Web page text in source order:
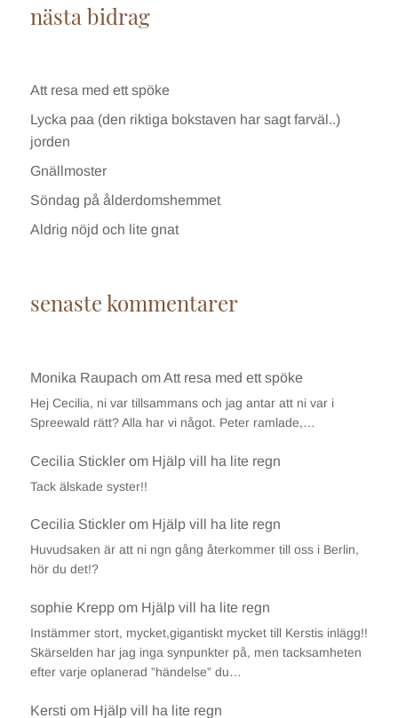
nästa bidrag
Att resa med ett spöke
Lycka paa (den riktiga bokstaven har sagt farväl..)
jorden
Gnällmoster
Söndag på ålderdomshemmet
Aldrig nöjd och lite gnat
senaste kommentarer
Monika Raupach omAtt resa med ett spöke
Hej Cecilia, ni var tillsammans och jag antar att ni var i
Spreewald rätt? Alla har vi något. Peter ramlade,…
Cecilia Sticklerom Hjälp vill ha lite regn
Tack älskade syster!!
Cecilia Sticklerom Hjälp vill ha lite regn
Huvudsaken är att ni ngn gång återkommer till oss i Berlin,
hör du det!?
sophie Kreppom Hjälp vill ha lite regn
Instämmer stort, mycket,gigantiskt mycket till Kerstis inlägg!!
Skärselden har jag inga synpunkter på, men tacksamheten
efter varje oplanerad ”händelse” du…
Kersti om Hjälp vill ha lite regn